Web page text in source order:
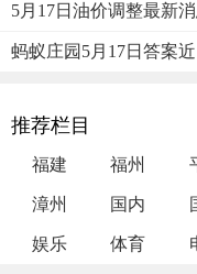
5月17日油价调整最新
蚂蚁庄园5月17日答案
推荐栏目
福建 福州
漳州 国内
娱乐 体育